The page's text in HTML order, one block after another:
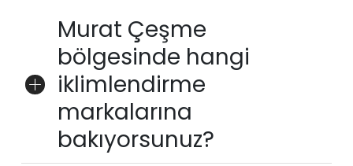
Murat Çeşme
bölgesinde hangi
iklimlendirme
markalarına
bakıyorsunuz?